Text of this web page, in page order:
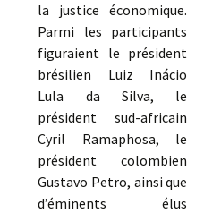
la justice économique.
Parmi les participants
figuraient le président
brésilien Luiz Inácio
Lula da Silva, le
président sud-africain
Cyril Ramaphosa, le
président colombien
Gustavo Petro, ainsi que
d’éminents élus